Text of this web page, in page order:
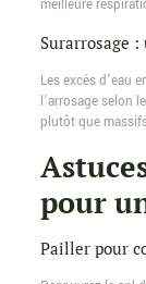
meilleure
Surarrosage
Les excès d’eau
l’arrosage selon
plutôt que
pour
Pailler pour